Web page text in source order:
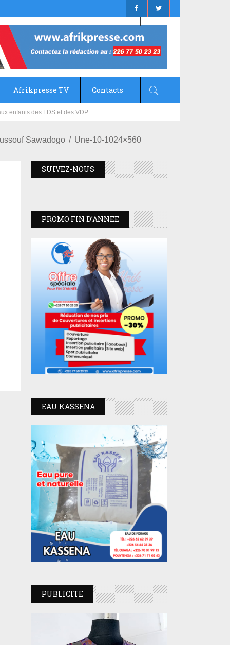
Afrikpresse TV Contacts
Sawadogo Une-10-1024×560
SUIVEZ-NOUS
PROMO FIN D’ANNEE
EAU KASSENA
PUBLICITE